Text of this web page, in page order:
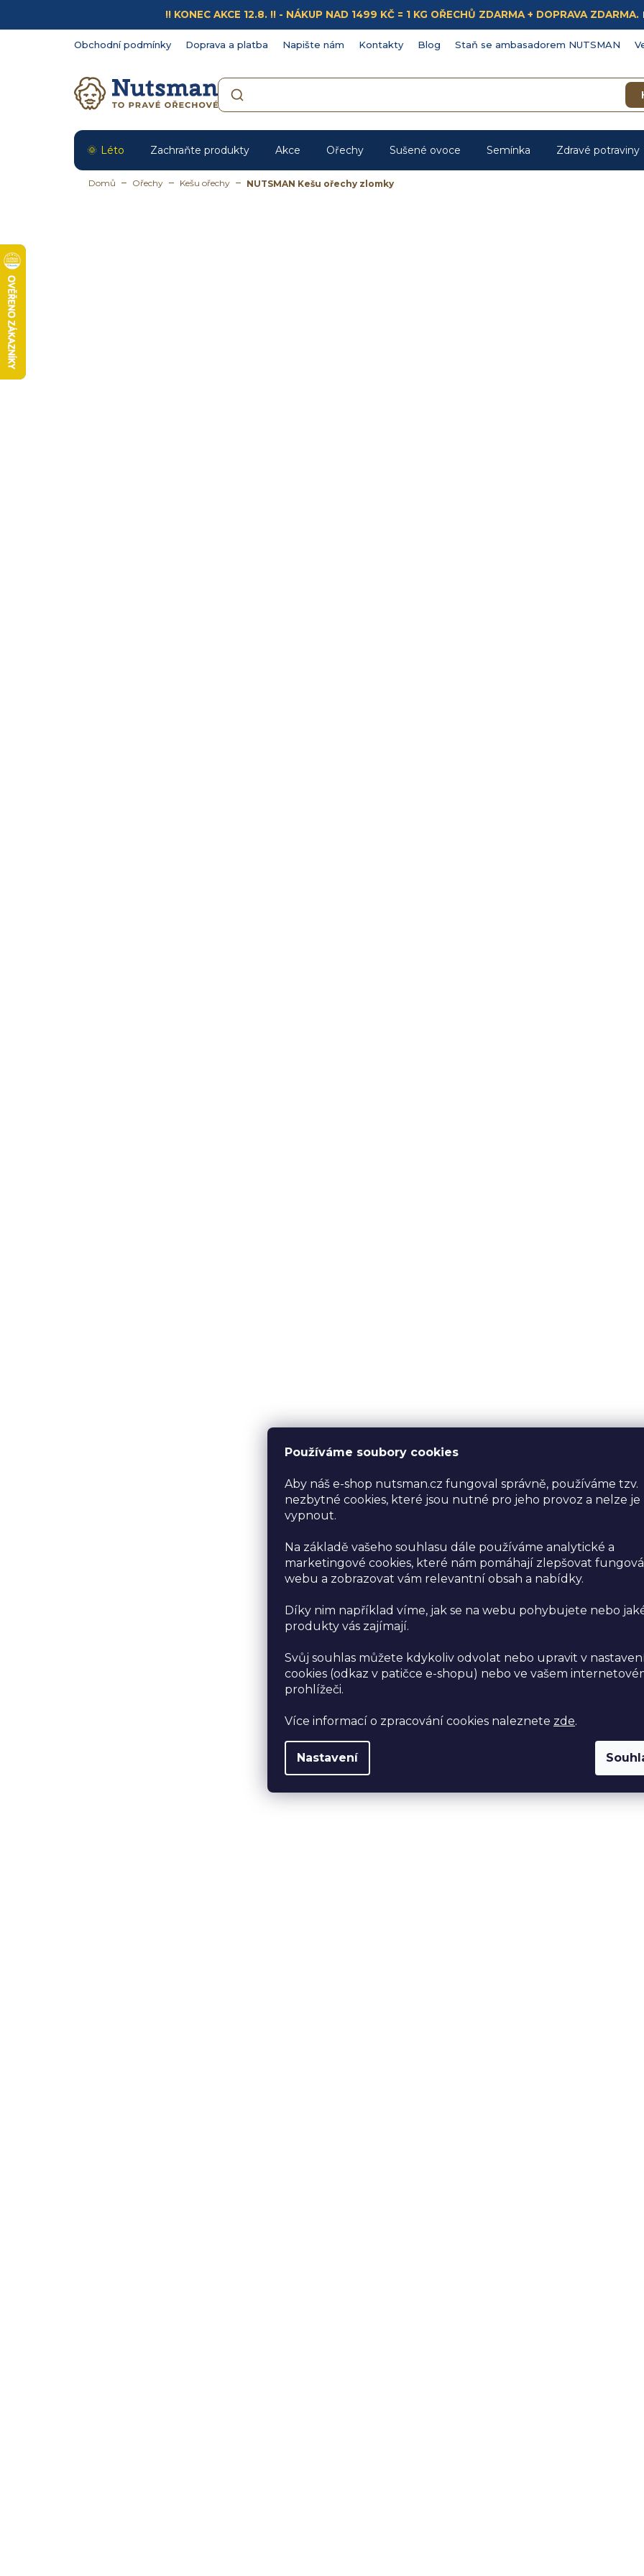
Používáme soubory cookies
Aby náš e-shop nutsman.cz fungoval správně, používáme tzv.
nezbytné cookies, které jsou nutné pro jeho provoz a nelze je
vypnout.
Na základě vašeho souhlasu dále používáme analytické a
marketingové cookies, které nám pomáhají zlepšovat
webu a zobrazovat vám relevantní obsah a nabídky.
Díky nim například víme, jak se na webu pohybujete nebo
produkty vás zajímají.
Svůj souhlas můžete kdykoliv odvolat nebo upravit v
cookies (odkaz v patičce e-shopu) nebo ve vašem
prohlížeči.
Více informací o zpracování cookies naleznete zde.
Nastavení
obsah
!! KONEC AKCE 12.8. !! - NÁKUP NAD 1499 KČ = 1 KG OŘECHŮ ZDARMA + DOPRAVA ZDARMA.
Obchodní podmínky Doprava a platba Napište nám Kontakty Blog Staň se ambasadorem NUTSMAN
Léto Zachraňte produkty Akce Ořechy Sušené ovoce Semínka Zdravé potraviny
Domů Ořechy Kešu ořechy NUTSMAN Kešu ořechy zlomky